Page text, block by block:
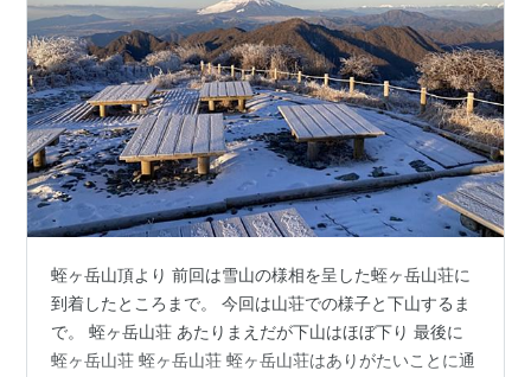
蛭ヶ岳山頂より 前回は雪山の様相を呈した蛭ヶ岳山荘に
到着したところまで。 今回は山荘での様子と下山するま
で。 蛭ヶ岳山荘 あたりまえだが下山はほぼ下り 最後に
蛭ヶ岳山荘 蛭ヶ岳山荘 蛭ヶ岳山荘はありがたいことに通